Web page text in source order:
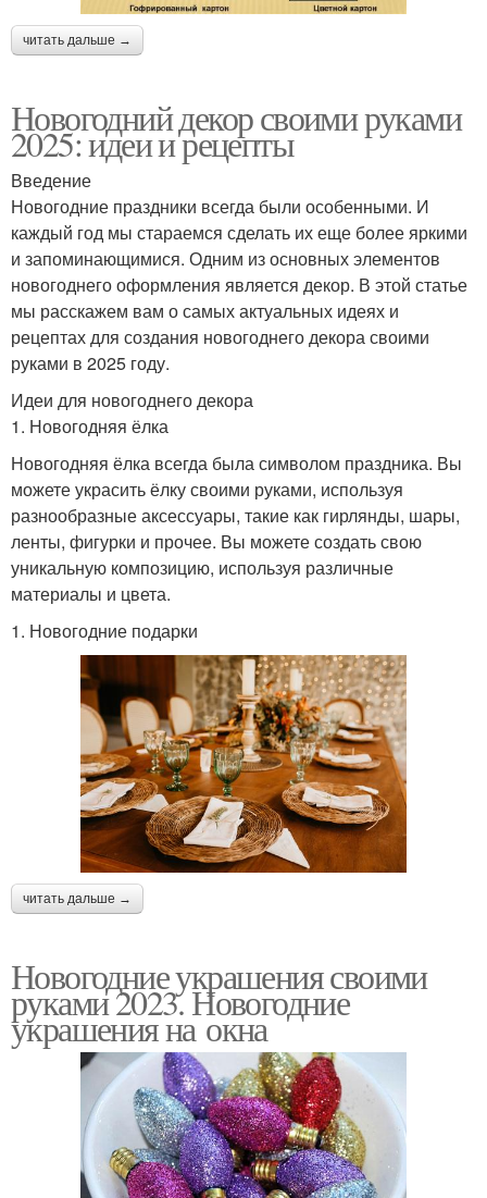
читать дальше →
Новогодний декор своими руками
2025: идеи и рецепты
Введение
Новогодние праздники всегда были особенными. И
каждый год мы стараемся сделать их еще более яркими
и запоминающимися. Одним из основных элементов
новогоднего оформления является декор. В этой статье
мы расскажем вам о самых актуальных идеях и
рецептах для создания новогоднего декора своими
руками в 2025 году.
Идеи для новогоднего декора
1. Новогодняя ёлка
Новогодняя ёлка всегда была символом праздника. Вы
можете украсить ёлку своими руками, используя
разнообразные аксессуары, такие как гирлянды, шары,
ленты, фигурки и прочее. Вы можете создать свою
уникальную композицию, используя различные
материалы и цвета.
1. Новогодние подарки
читать дальше →
Новогодние украшения своими
руками 2023. Новогодние
украшения на окна